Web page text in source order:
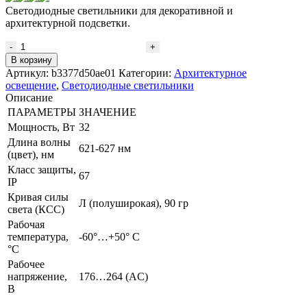
Светодиодные светильники для декоративной и
архитектурной подсветки.
Количество
товара
Светодиодный
светильник
VRN-
AR90-
32-
ARK67-
K
В корзину
Артикул: b3377d50ae01 Категории: Архитектурное
освещение, Светодиодные светильники
Описание
ПАРАМЕТРЫ ЗНАЧЕНИЕ
Мощность, Вт 32
Длина волны
(цвет), нм
621-627 нм
Класс защиты,
IP
67
Кривая силы
света (КСС)
Л (полуширокая), 90 гр
Рабочая
температура,
°C
-60°…+50° С
Рабочее
напряжение,
В
176…264 (AС)